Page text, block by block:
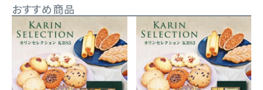
おすすめ商品